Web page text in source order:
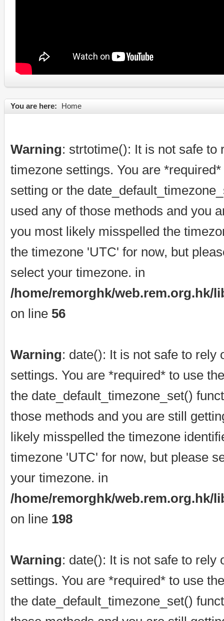
You are here: Home
Warning: strtotime(): It is not safe to
timezone settings. You are
setting or the
used any of those methods and you
you most likely misspelled the
the timezone 'UTC' for now, but
select your timezone. in
/home/remorghk/web.rem.org.hk/
on line 56
Warning: date(): It is not safe to rely
settings. You are *required* to use
the date_default_timezone_set()
those methods and you are still
likely misspelled the timezone
timezone 'UTC' for now, but please
your timezone. in
/home/remorghk/web.rem.org.hk/
on line 198
Warning: date(): It is not safe to rely
settings. You are *required* to use
the date_default_timezone_set()